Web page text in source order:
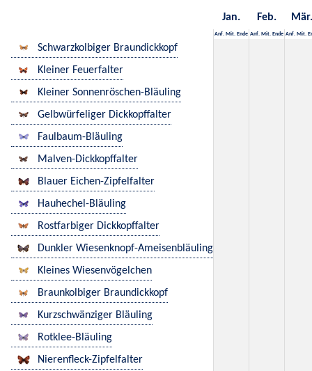
Jan. Feb. Mär.
Anf. Mit. Ende Anf. Mit. Ende Anf. Mit.
Schwarzkolbiger Braundickkopf
Kleiner Feuerfalter
Kleiner Sonnenröschen-Bläuling
Gelbwürfeliger Dickkopffalter
Faulbaum-Bläuling
Malven-Dickkopffalter
Blauer Eichen-Zipfelfalter
Hauhechel-Bläuling
Rostfarbiger Dickkopffalter
Dunkler Wiesenknopf-Ameisenbläuling
Kleines Wiesenvögelchen
Braunkolbiger Braundickkopf
Kurzschwänziger Bläuling
Rotklee-Bläuling
Nierenfleck-Zipfelfalter